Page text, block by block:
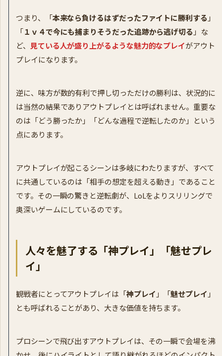
つまり、「本来なら負けるはずだったファイトに勝利する 」
「１ｖ４で今にも捕まりそうだった追跡から逃げ切る 」な
ど、 見ている人が盛り上がるような魅力的なプレイがアウト
プレイになります。
逆に、味方が数的有利で押し切っただけの勝利は、状況的に
は当然の結果でありアウトプレイとは呼ばれません。重要な
のは「どう勝ったか」「どんな過程で逆転したのか」という
点にあります。
アウトプレイが起こるシーンは多岐にわたりますが、すべて
に共通しているのは「相手の想定を超える動き」であること
です。その一瞬の驚きと逆転劇が、LoLをよりスリリングで
奥深いゲームにしているのです。
人々を魅了する「神プレイ」「魅せプレ
イ」
観戦者にとってアウトプレイは「神プレイ 」「魅せプレイ 」
とも呼ばれることがあり、大きな価値を持ちます。
プロシーンで飛び出すアウトプレイは、その一瞬で会場を沸